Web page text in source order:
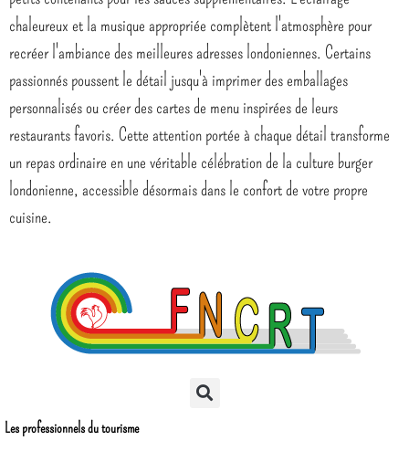
chaleureux et la musique appropriée complètent l'atmosphère pour
recréer l'ambiance des meilleures adresses londoniennes. Certains
passionnés poussent le détail jusqu'à imprimer des emballages
personnalisés ou créer des cartes de menu inspirées de leurs
restaurants favoris. Cette attention portée à chaque détail transforme
un repas ordinaire en une véritable célébration de la culture burger
londonienne, accessible désormais dans le confort de votre propre
cuisine.
Les professionnels du tourisme